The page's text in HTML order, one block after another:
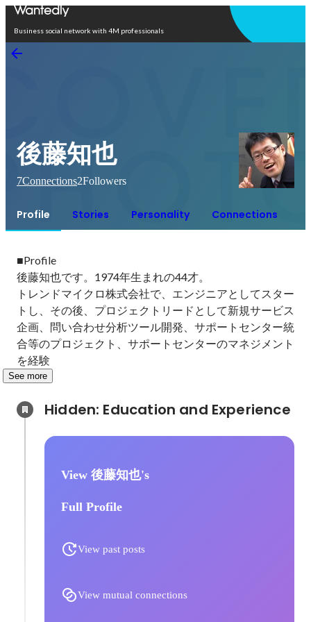
Business social network with 4M professionals
後藤知也
7Connections2Followers
Profile Stories Personality Connections
■Profile
後藤知也です。1974年生まれの44才。
トレンドマイクロ株式会社で、エンジニアとしてスター
トし、その後、プロジェクトリードとして新規サービス
企画、問い合わせ分析ツール開発、サポートセンター統
合等のプロジェクト、サポートセンターのマネジメント
を経験
See more
View 後藤知也's
Full Profile
View past posts
View mutual connections